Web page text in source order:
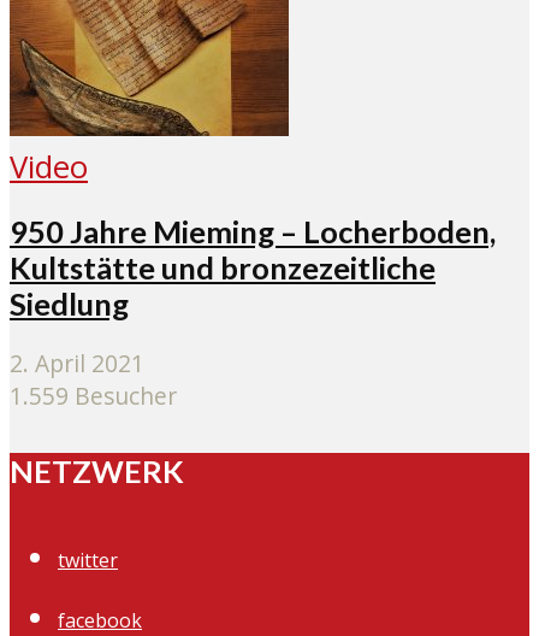
Video
950 Jahre Mieming – Locherboden,
Kultstätte und bronzezeitliche
Siedlung
2. April 2021
1.559 Besucher
NETZWERK
twitter
facebook